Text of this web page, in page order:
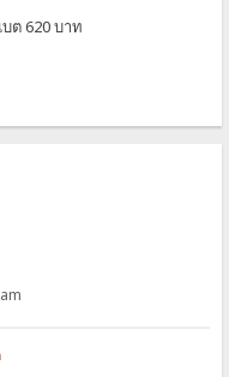
ต 620 บาท